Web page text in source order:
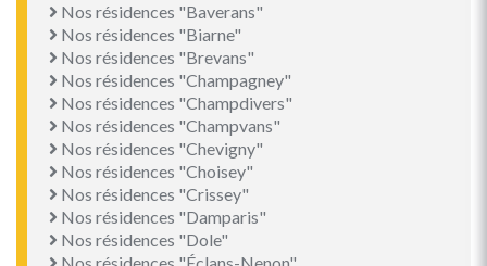
Nos résidences "Baverans"
Nos résidences "Biarne"
Nos résidences "Brevans"
Nos résidences "Champagney"
Nos résidences "Champdivers"
Nos résidences "Champvans"
Nos résidences "Chevigny"
Nos résidences "Choisey"
Nos résidences "Crissey"
Nos résidences "Damparis"
Nos résidences "Dole"